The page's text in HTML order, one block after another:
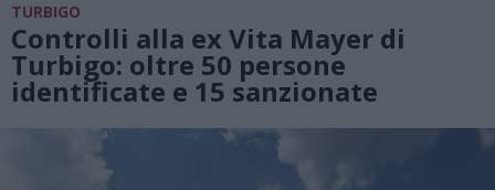
TURBIGO
Controlli alla ex Vita Mayer di
Turbigo: oltre 50 persone
identificate e 15 sanzionate